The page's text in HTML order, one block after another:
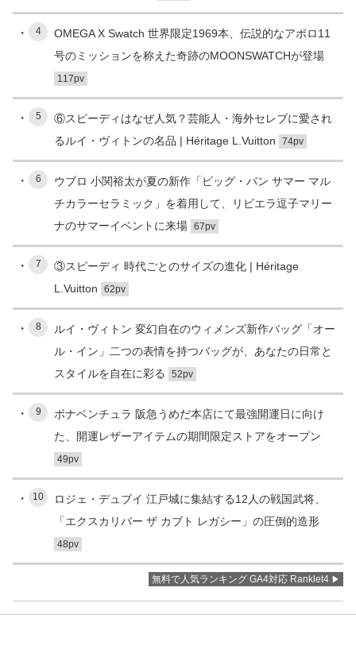
4
OMEGA X Swatch 世界限定1969本、伝説的なアポロ11
号のミッションを称えた奇跡のMOONSWATCHが登場
117pv
5
⑥スピーディはなぜ人気？芸能人・海外セレブに愛され
るルイ・ヴィトンの名品 | Héritage L.Vuitton
74pv
6
ウブロ 小関裕太が夏の新作「ビッグ・バン サマー マル
チカラーセラミック」を着用して、リビエラ逗子マリー
ナのサマーイベントに来場 67pv
7
③スピーディ 時代ごとのサイズの進化 | Héritage
L.Vuitton
62pv
8
ルイ・ヴィトン 変幻自在のウィメンズ新作バッグ「オー
ル・イン」二つの表情を持つバッグが、あなたの日常と
スタイルを自在に彩る
52pv
9
ボナベンチュラ 阪急うめだ本店にて最強開運日に向け
た、開運レザーアイテムの期間限定ストアをオープン
49pv
10
ロジェ・デュブイ 江戸城に集結する12人の戦国武将、
「エクスカリバー ザ カブト レガシー」の圧倒的造形
48pv
無料で人気ランキング GA4対応 Ranklet4